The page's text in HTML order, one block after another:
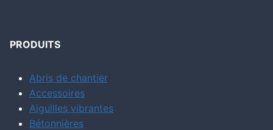
PRODUITS
Abris de chantier
Accessoires
Aiguilles vibrantes
Bétonnières